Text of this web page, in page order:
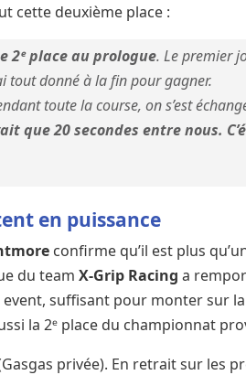
cette deuxième place :
2ᵉ place au prologue. Le premier
tout donné à la fin pour gagner.
toute la course, on s’est
que 20 secondes entre nous.
en puissance
confirme qu’il est plus
du teamX-Grip Racing a
suffisant pour monter sur
la 2ᵉ place du championnat
privée). En retrait sur les